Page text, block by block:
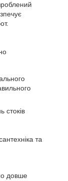
стоків
та
довше